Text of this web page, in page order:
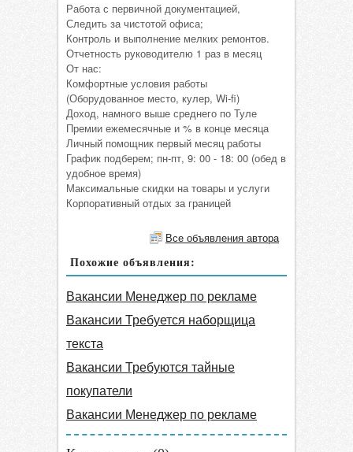
Работа с первичной документацией,
Следить за чистотой офиса;
Контроль и выполнение мелких ремонтов.
Отчетность руководителю 1 раз в месяц
От нас:
Комфортные условия работы
(Оборудованное место, кулер, Wi-fi)
Доход, намного выше среднего по Туле
Премии ежемесячные и % в конце месяца
Личный помощник первый месяц работы
График подберем; пн-пт, 9: 00 - 18: 00 (обед в
удобное время)
Максимальные скидки на товары и услуги
Корпоративный отдых за границей
Все объявления автора
Похожие объявления:
Вакансии Менеджер по рекламе
Вакансии Требуется наборщица
текста
Вакансии Требуются тайные
покупатели
Вакансии Менеджер по рекламе